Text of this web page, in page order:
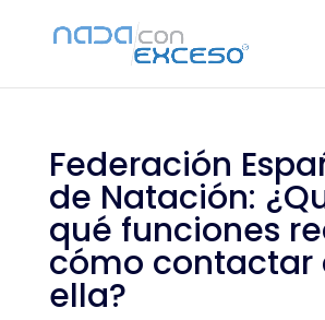
Federación
de Natación:
qué funciones
cómo contactar
ella?